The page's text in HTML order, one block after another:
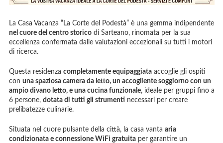
La Casa Vacanza “La Corte del Podestà” è una gemma indipendente
nel cuore del centro storicodi Sarteano, rinomata per la sua
eccellenza confermata dalle valutazioni eccezionali su tutti i motori
di ricerca.
Questa residenza completamente equipaggiataaccoglie gli ospiti
con una spaziosa camera da letto, un accogliente soggiorno con un
ampio divano letto, e una cucina funzionale, ideale per gruppi fino a
6 persone, dotata di tutti gli strumentinecessari per creare
prelibatezze culinarie.
Situata nel cuore pulsante della città, la casa vanta aria
condizionata e connessione WiFi gratuitaper garantire un